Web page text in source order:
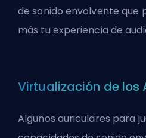
de sonido envolvente que
más tu experiencia de
Virtualización de los
Algunos auriculares para